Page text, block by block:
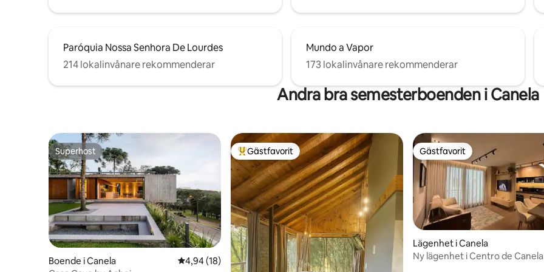
Paróquia Nossa Senhora De Lourdes
214 lokalinvånare rekommenderar
Mundo a Vapor
173 lokalinvånare rekommenderar
Andra bra semesterboenden i Canela
Superhost
Superhost
Boende i Canela 4,94 av 5 i genomsnittligt betyg, 18 omdömen
4,94 (18)
Populär gästfavorit
Gästfavorit Gästfavorit
Gästfavorit
Lägenhet i Canela
Ny lägenhet i Centro de Canela